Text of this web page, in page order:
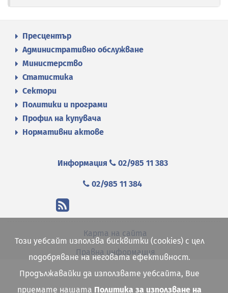
Пресцентър
Административно обслужване
Министерство
Статистика
Сектори
Политики и програми
Профил на купувача
Нормативни актове
Информация 02/985 11 383
02/985 11 384
Карта на сайта
Правна информация
Този уебсайт използва бисквитки (cookies) с цел
подобряване на неговата ефективност.
Продължавайки да използвате уебсайта, Вие
приемате нашата Политика за използване на